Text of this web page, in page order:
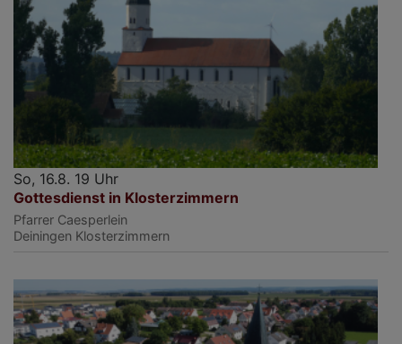
So, 16.8. 19 Uhr
Gottesdienst in Klosterzimmern
Pfarrer Caesperlein
Deiningen Klosterzimmern